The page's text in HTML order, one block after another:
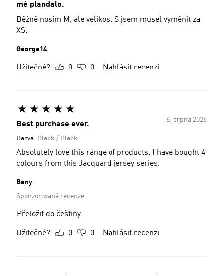
mě plandalo.
Běžně nosím M, ale velikost S jsem musel vyměnit za
XS.
George14
Užitečné? 0 0 Nahlásit recenzi
6. srpna 2026
Best purchase ever.
Barva: Black / Black
Absolutely love this range of products, I have bought 4
colours from this Jacquard jersey series.
Beny
Sponzorovaná recenze
Přeložit do češtiny
Užitečné? 0 0 Nahlásit recenzi